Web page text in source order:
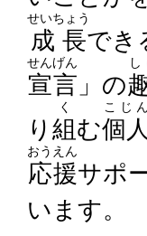
成長
せいちょう
でき
宣言
せんげん
」の
り 組
く
む個人
こじん
応援
おうえん
サポ
います。